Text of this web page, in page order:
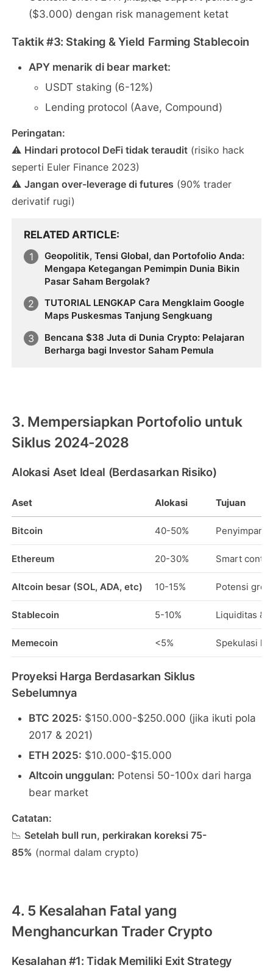
($3.000) dengan risk management ketat
Taktik #3: Staking & Yield Farming Stablecoin
APY menarik di bear market:
USDT staking (6-12%)
Lending protocol (Aave, Compound)
Peringatan:
⚠️ Hindari protocol DeFi tidak teraudit (risiko hack
seperti Euler Finance 2023)
⚠️Jangan over-leverage di futures (90% trader
derivatif rugi)
RELATED ARTICLE
Geopolitik, Tensi Global, dan Portofolio Anda:
Mengapa Ketegangan Pemimpin Dunia Bikin
Pasar Saham Bergolak?
TUTORIAL LENGKAP Cara Mengklaim Google
Maps Puskesmas Tanjung Sengkuang
Bencana $38 Juta di Dunia Crypto: Pelajaran
Berharga bagi Investor Saham Pemula
3. Mempersiapkan Portofolio untuk
Siklus 2024-2028
Alokasi Aset Ideal (Berdasarkan Risiko)
Aset Alokasi Tujuan
Bitcoin 40-50% Penyimpan
Ethereum 20-30% Smart
Altcoin besar (SOL, ADA, etc) 10-15% Potensi
Stablecoin 5-10% Liquiditas &
Memecoin <5% Spekulasi
Proyeksi Harga Berdasarkan Siklus
Sebelumnya
BTC 2025: $150.000-$250.000 (jika ikuti pola
2017 & 2021)
ETH 2025: $10.000-$15.000
Altcoin unggulan: Potensi 50-100x dari harga
bear market
Catatan:
📉 Setelah bull run, perkirakan koreksi 75-
85% (normal dalam crypto)
4. 5 Kesalahan Fatal yang
Menghancurkan Trader Crypto
Kesalahan #1: Tidak Memiliki Exit Strategy